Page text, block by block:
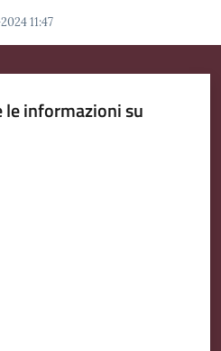
11:47
le informazioni su